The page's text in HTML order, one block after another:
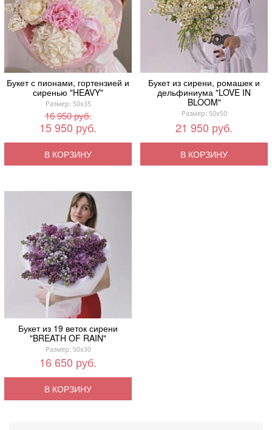
Букет с пионами, гортензией и
сиренью "HEAVY"
Размер: 50x35
16 950 руб.
15 950 руб.
В КОРЗИНУ
Букет из сирени, ромашек и
дельфиниума "LOVE IN
BLOOM"
Размер: 50x50
21 950 руб.
В КОРЗИНУ
Букет из 19 веток сирени
"BREATH OF RAIN"
Размер: 50x30
16 650 руб.
В КОРЗИНУ